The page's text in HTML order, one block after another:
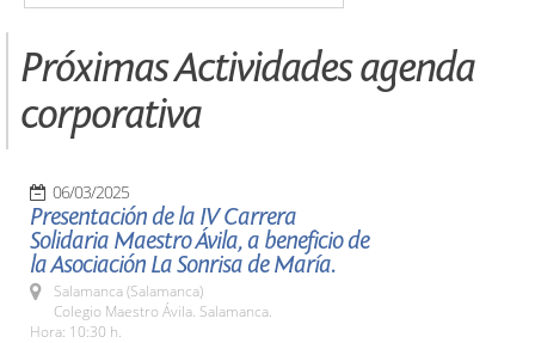
Próximas Actividades agenda
corporativa
06/03/2025
Presentación de la IV Carrera
Solidaria Maestro Ávila, a beneficio de
la Asociación La Sonrisa de María.
Salamanca (Salamanca)
Colegio Maestro Ávila. Salamanca.
Hora: 10:30 h.